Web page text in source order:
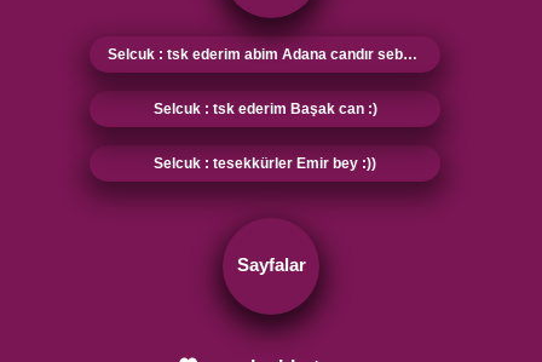
Selcuk : tsk ederim abim Adana candır sebebi sensin :)
Selcuk : tsk ederim Başak can :)
Selcuk : tesekkürler Emir bey :))
Sayfalar